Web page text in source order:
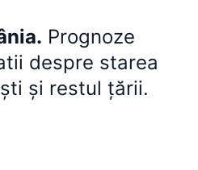
Prognoze
despre starea
şi restul țării.